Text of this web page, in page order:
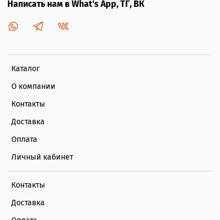
Плавность хода обеспечена амортизацией
Водоотталкивающая пропитка ткани
Тип складывания: книжка
отделением
люльки; поворотный бампер прог.
блока, универсальный дождевик, москитная
Каталог
О компании
Контакты
Доставка
Оплата
Личный кабинет
Контакты
Доставка
Написать нам в What's App, ТГ, ВК